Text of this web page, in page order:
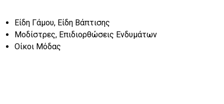
Είδη Γάμου, Είδη Βάπτισης
Μοδίστρες, Επιδιορθώσεις Ενδυμάτων
Οίκοι Μόδας